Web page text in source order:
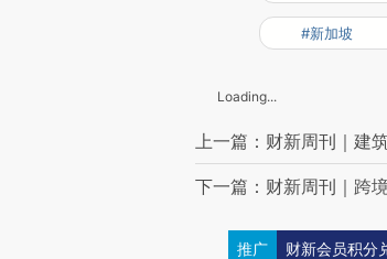
#新加坡
Loading...
上一篇：财新周刊｜建
下一篇：财新周刊｜跨
推广 财新会员积分